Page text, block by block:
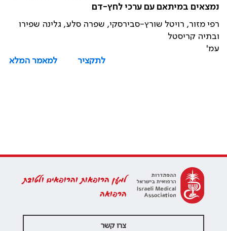
נמצאים במיתאם עם ערכי לחץ-דם
רפי מזור, רויטל שורץ-סבירסקי, שפרה סלע, גלינה שפירו
ובתיה קריסטל
עמ'
לתקציר
למאמר המלא
למען הרופאות והרופאים ולטובת
הרפואה
צרו קשר